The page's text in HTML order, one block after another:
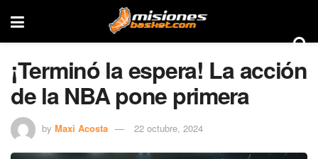
¡Terminó la espera! La acción
de la NBA pone primera
by Maxi Acosta 22 octubre, 2024